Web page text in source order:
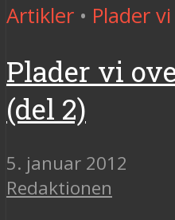
Artikler • Plader
Plader vi
(del 2)
5. januar 2012
Redaktionen